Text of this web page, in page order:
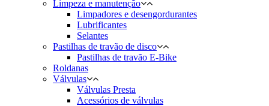
Limpeza e manutenção
Limpadores e desengordurantes
Lubrificantes
Selantes
Pastilhas de travão de disco
Pastilhas de travão E-Bike
Roldanas
Válvulas
Válvulas Presta
Acessórios de válvulas